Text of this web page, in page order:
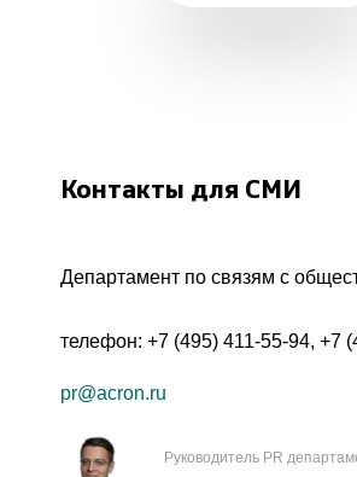
Контакты для СМИ
Департамент по связям с
телефон: +7 (495) 411-55-94, +7
pr@acron.ru
Руководитель PR